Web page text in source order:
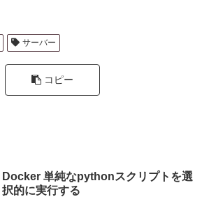
サーバー
コピー
Docker 単純なpythonスクリプトを選
択的に実行する